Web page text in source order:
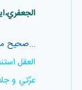
...صحيح
العقل
عزّتي و